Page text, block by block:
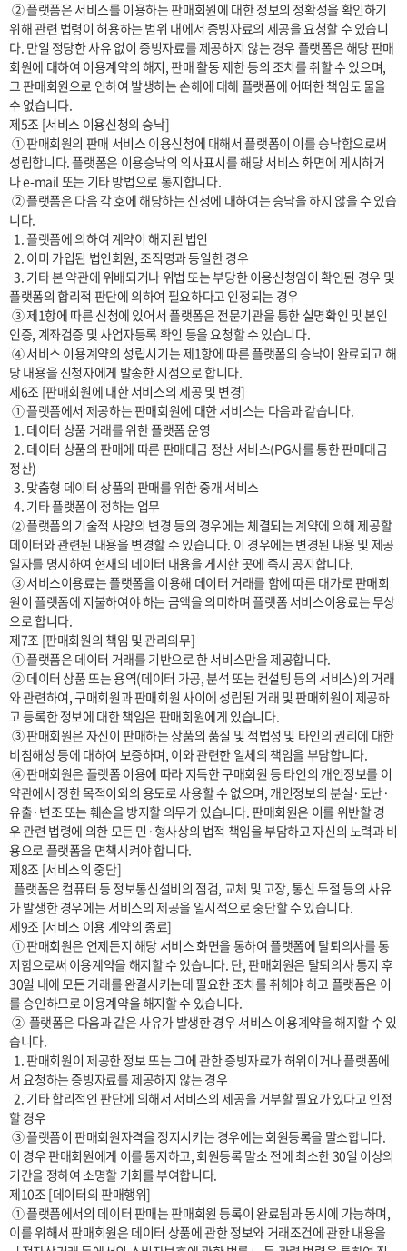
위해 관련 법령이 허용하는 범위 내에서 증빙자료의 제공을 요청할 수 있습니
다. 만일 정당한 사유 없이 증빙자료를 제공하지 않는 경우 플랫폼은 해당 판매
회원에 대하여 이용계약의 해지, 판매 활동 제한 등의 조치를 취할 수 있으며,
그 판매회원으로 인하여 발생하는 손해에 대해 플랫폼에 어떠한 책임도 물을
수 없습니다.
제5조 [서비스 이용신청의 승낙]
성립합니다. 플랫폼은 이용승낙의 의사표시를 해당 서비스 화면에 게시하거
나 e-mail 또는 기타 방법으로 통지합니다.
니다.
  2. 이미 가입된 법인회원, 조직명과 동일한 경우
  3. 기타 본 약관에 위배되거나 위법 또는 부당한 이용신청임이 확인된 경우 및
플랫폼의 합리적 판단에 의하여 필요하다고 인정되는 경우
인증, 계좌검증 및 사업자등록 확인 등을 요청할 수 있습니다.
당 내용을 신청자에게 발송한 시점으로 합니다.
제6조 [판매회원에 대한 서비스의 제공 및 변경]
  2. 데이터 상품의 판매에 따른 판매대금 정산 서비스(PG사를 통한 판매대금
정산)
  3. 맞춤형 데이터 상품의 판매를 위한 중개 서비스
  4. 기타 플랫폼이 정하는 업무
데이터와 관련된 내용을 변경할 수 있습니다. 이 경우에는 변경된 내용 및 제공
일자를 명시하여 현재의 데이터 내용을 게시한 곳에 즉시 공지합니다.
원이 플랫폼에 지불하여야 하는 금액을 의미하며 플랫폼 서비스이용료는 무상
으로 합니다.
제7조 [판매회원의 책임 및 관리의무]
와 관련하여, 구매회원과 판매회원 사이에 성립된 거래 및 판매회원이 제공하
고 등록한 정보에 대한 책임은 판매회원에게 있습니다.
비침해성 등에 대하여 보증하며, 이와 관련한 일체의 책임을 부담합니다.
약관에서 정한 목적이외의 용도로 사용할 수 없으며, 개인정보의 분실·도난·
유출·변조 또는 훼손을 방지할 의무가 있습니다. 판매회원은 이를 위반할 경
우 관련 법령에 의한 모든 민·형사상의 법적 책임을 부담하고 자신의 노력과 비
용으로 플랫폼을 면책시켜야 합니다.
제8조 [서비스의 중단]
  플랫폼은 컴퓨터 등 정보통신설비의 점검, 교체 및 고장, 통신 두절 등의 사유
가 발생한 경우에는 서비스의 제공을 일시적으로 중단할 수 있습니다.
제9조 [서비스 이용 계약의 종료]
지함으로써 이용계약을 해지할 수 있습니다. 단, 판매회원은 탈퇴의사 통지 후
30일 내에 모든 거래를 완결시키는데 필요한 조치를 취해야 하고 플랫폼은 이
를 승인하므로 이용계약을 해지할 수 있습니다.
습니다.
서 요청하는 증빙자료를 제공하지 않는 경우
  2. 기타 합리적인 판단에 의해서 서비스의 제공을 거부할 필요가 있다고 인정
할 경우
이 경우 판매회원에게 이를 통지하고, 회원등록 말소 전에 최소한 30일 이상의
기간을 정하여 소명할 기회를 부여합니다.
제10조 [데이터의 판매행위]
이를 위해서 판매회원은 데이터 상품에 관한 정보와 거래조건에 관한 내용을